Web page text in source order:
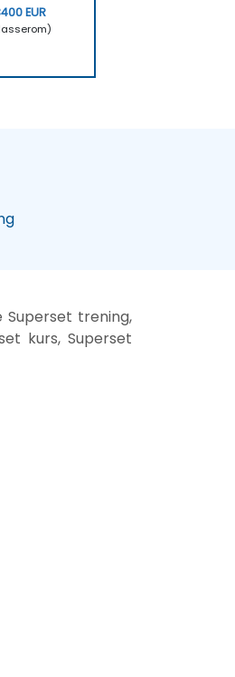
EUR
Superset trening,
kurs, Superset